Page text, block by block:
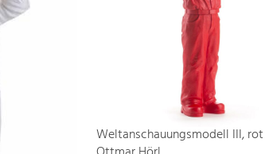
Weltanschauungsmodell III, rot